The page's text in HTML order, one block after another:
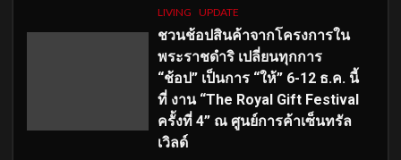
LIVING UPDATE
ชวนช้อปสินค้าจากโครงการใน
พระราชดำริ เปลี่ยนทุกการ
“ช้อป” เป็นการ “ให้” 6-12 ธ.ค. นี้
ที่ งาน “The Royal Gift Festival
ครั้งที่ 4” ณ ศูนย์การค้าเซ็นทรัล
เวิลด์